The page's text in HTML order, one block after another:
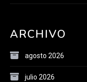
ARCHIVO
agosto 2026
julio 2026